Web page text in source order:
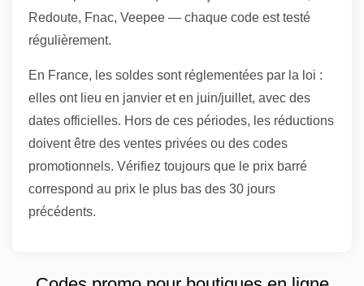
Redoute, Fnac, Veepee — chaque code est testé
régulièrement.
En France, les soldes sont réglementées par la loi :
elles ont lieu en janvier et en juin/juillet, avec des
dates officielles. Hors de ces périodes, les réductions
doivent être des ventes privées ou des codes
promotionnels. Vérifiez toujours que le prix barré
correspond au prix le plus bas des 30 jours
précédents.